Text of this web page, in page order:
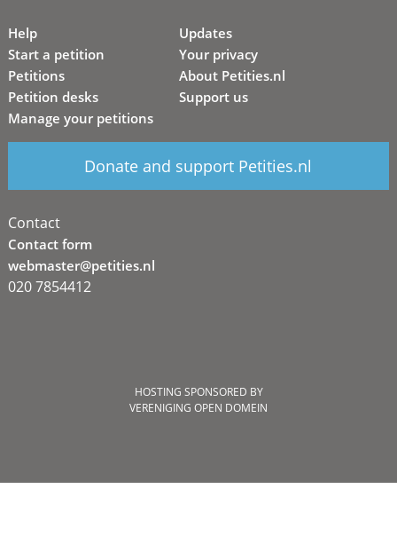
Help
Start a petition
Petitions
Petition desks
Manage your petitions
Updates
Your privacy
About Petities.nl
Support us
Donate and support Petities.nl
Contact
Contact form
webmaster@petities.nl
020 7854412
HOSTING SPONSORED BY
VERENIGING OPEN DOMEIN